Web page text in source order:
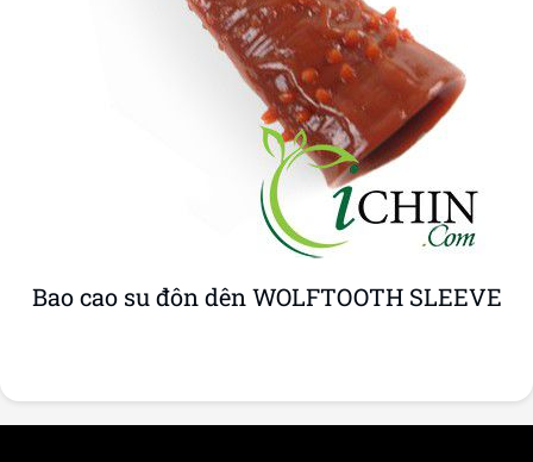
Bao cao su đôn dên WOLFTOOTH SLEEVE